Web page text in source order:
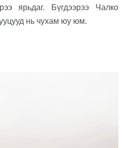
ярьдаг.
Бүгдээрээ Чалко
нь чухам юу юм.